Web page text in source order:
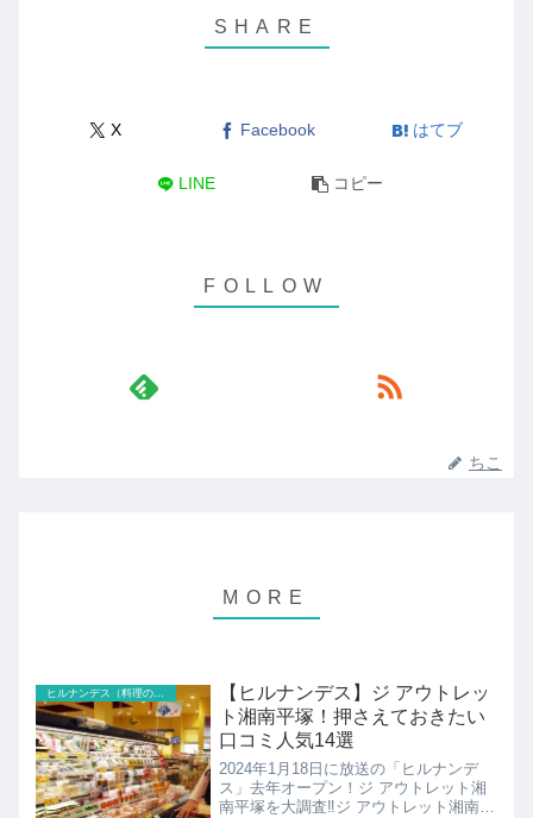
X Facebook はてブ
LINE コピー
ちこ
【ヒルナンデス】ジ アウトレッ
ト湘南平塚！押さえておきたい
口コミ人気14選
2024年1月18日に放送の「ヒルナンデ
ス」去年オープン！ジ アウトレット湘
南平塚を大調査‼ジ アウトレット湘南平